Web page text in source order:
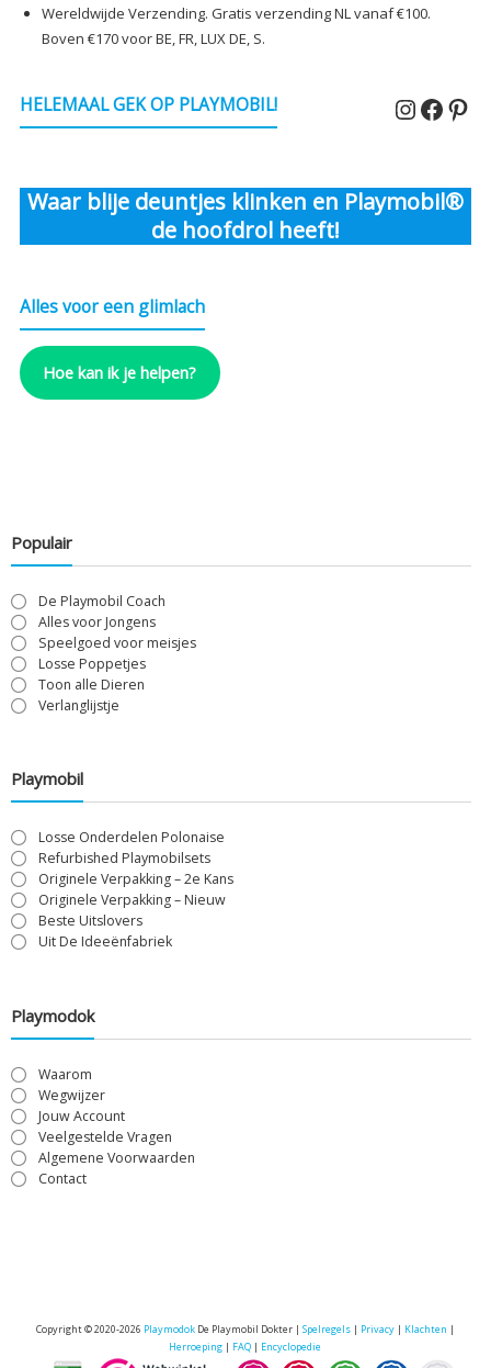
Wereldwijde Verzending. Gratis verzending NL vanaf €100.
Boven €170 voor BE, FR, LUX DE, S.
HELEMAAL GEK OP PLAYMOBIL!
Waar blije deuntjes klinken en Playmobil®
de hoofdrol heeft!
Alles voor een glimlach
Hoe kan ik je helpen?
Populair
De Playmobil Coach
Alles voor Jongens
Speelgoed voor meisjes
Losse Poppetjes
Toon alle Dieren
Verlanglijstje
Playmobil
Losse Onderdelen Polonaise
Refurbished Playmobilsets
Originele Verpakking – 2e Kans
Originele Verpakking – Nieuw
Beste Uitslovers
Uit De Ideeënfabriek
Playmodok
Waarom
Wegwijzer
Jouw Account
Veelgestelde Vragen
Algemene Voorwaarden
Contact
Copyright © 2020-2026 PlaymodokDe Playmobil Dokter | Spelregels| Privacy | Klachten |
Herroeping | FAQ | Encyclopedie